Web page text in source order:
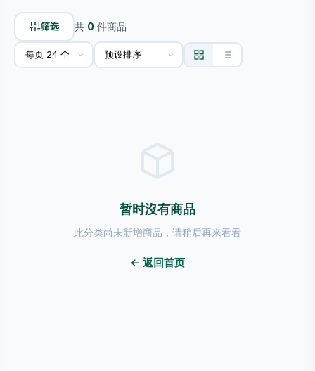
筛选 共 0 件商品
暂时沒有商品
此分类尚未新增商品，请稍后再来看看
← 返回首页